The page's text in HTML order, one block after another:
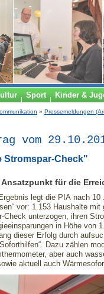
Sport Kinder &
» Pressemeldungen
vom
Stromspar-Check"
für die
legt die PIA nach
vor: 1.153 Haushalte
Check unterzogen, ihren
in Höhe von
dieser Erfolg durch
Dazu zählen
aber auch
aktuell auch